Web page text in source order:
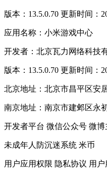
版本：13.5.0.70 更新时间：
应用名称：小米游戏中心
开发者：北京瓦力网络科技
版本：13.5.0.70 更新时间：
北京地址：北京市昌平区安
南京地址：南京市建邺区永
开发者平台 微信公众号 微博
未成年人防沉迷系统 米币
用户应用权限 隐私协议 用